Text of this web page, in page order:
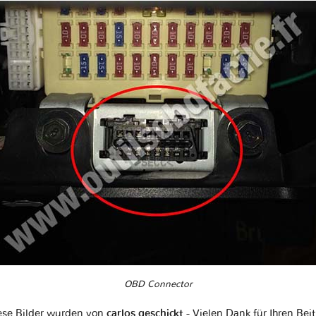
OBD Connector
Bilder wurden von carlos geschickt - Vielen Dank für Ihren